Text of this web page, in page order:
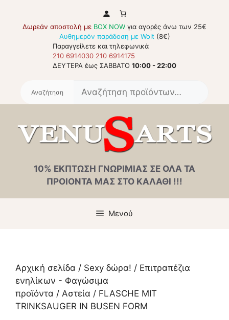
περιεχόμενο
Δωρεάν αποστολή με BOX NOW για αγορές άνω των 25€
Αυθημερόν παράδοση με Wolt (8€)
Παραγγείλετε και τηλεφωνικά
210 6914030 210 6914175
ΔΕΥΤΕΡΑ έως ΣΑΒΒΑΤΟ 10:00 - 22:00
10% ΕΚΠΤΩΣΗ ΓΝΩΡΙΜΙΑΣ ΣΕ ΟΛΑ ΤΑ
ΠΡΟΙΟΝΤΑ ΜΑΣ ΣΤΟ ΚΑΛΑΘΙ !!!
Μενού
Αρχική σελίδα / Sexy δώρα! / Επιτραπέζια
ενηλίκων - Φαγώσιμα
προϊόντα / Αστεία / FLASCHE MIT
TRINKSAUGER IN BUSEN FORM